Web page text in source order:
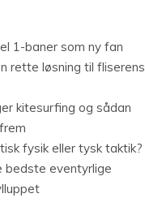
1-baner som ny fan
rette løsning til fliserens
kitesurfing og sådan
fysik eller tysk taktik?
bedste eventyrlige